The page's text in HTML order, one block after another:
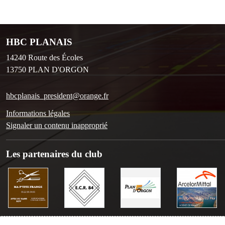
HBC PLANAIS
14240 Route des Écoles
13750 PLAN D'ORGON
hbcplanais_president@orange.fr
Informations légales
Signaler un contenu inapproprié
Les partenaires du club